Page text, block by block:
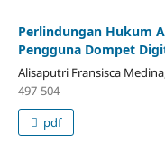
Perlindungan Hukum
Pengguna Dompet
Alisaputri Fransisca
497-504
pdf